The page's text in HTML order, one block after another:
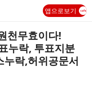
앱으로보기
천무효이다!
누락, 투표지분
누락,허위공문서